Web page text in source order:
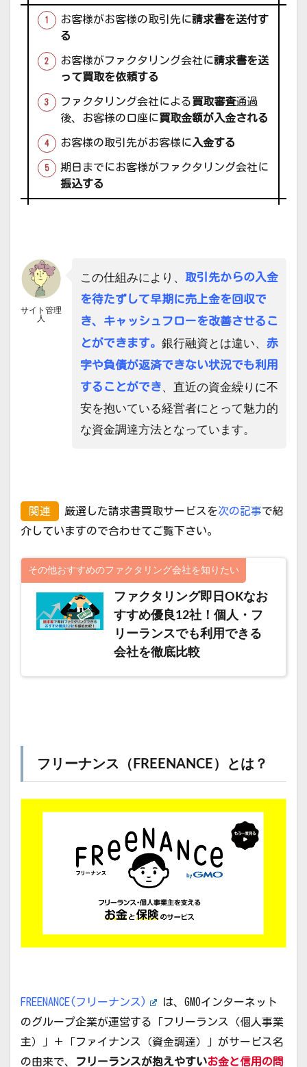
お客様がお客様の取引先に請求書を送付す
る
お客様がファクタリング会社に請求書を送
って買取を依頼する
ファクタリング会社による買取審査通過
後、お客様の口座に買取金額が入金される
お客様の取引先がお客様に入金する
期日までにお客様がファクタリング会社に
振込する
サイト管理
人
この仕組みにより、 取引先からの入金
を待たずして早期に売上金を回収で
き、キャッシュフローを改善させるこ
とができます。 銀行融資とは違い、 赤
字や負債が返済できない状況でも利用
することができ、直近の資金繰りに不
安を抱いている経営者にとって魅力的
な資金調達方法となっています。
関連 厳選した請求書買取サービスを次の記事で紹
介していますので合わせてご覧下さい。
その他おすすめのファクタリング会社を知りたい
ファクタリング即日OKなお
すすめ優良12社！個人・フ
リーランスでも利用できる
会社を徹底比較
フリーナンス（FREENANCE）とは？
FREENANCE(フリーナンス)
は、GMOインターネット
のグループ企業が運営する「フリーランス（個人事業
主）」＋「ファイナンス（資金調達）」がサービス名
の由来で、
フリーランスが抱えやすいお金と信用の問